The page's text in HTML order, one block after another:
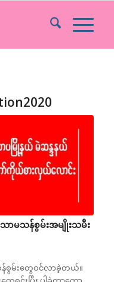
ာမသန်စွမ်းအမျိုးသမီး
စွမ်းတွေဝင်လာခဲ့တယ်။